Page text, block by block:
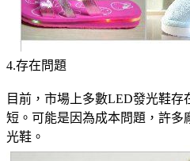
4.存在問題
目前，市場上多數LED發光鞋
短。可能是因為成本問題，許
光鞋。